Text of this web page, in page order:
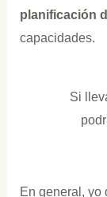
planificación
capacidades.
Si
En general, yo